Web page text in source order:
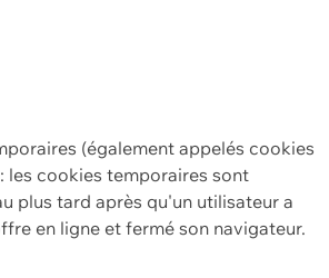
(également appelés cookies
les cookies temporaires sont
plus tard après qu'un utilisateur a
en ligne et fermé son navigateur.